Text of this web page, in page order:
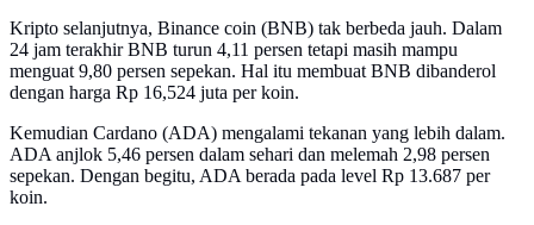
Kripto selanjutnya, Binance coin (BNB) tak berbeda jauh. Dalam
24 jam terakhir BNB turun 4,11 persen tetapi masih mampu
menguat 9,80 persen sepekan. Hal itu membuat BNB dibanderol
dengan harga Rp 16,524 juta per koin.
Kemudian Cardano (ADA) mengalami tekanan yang lebih dalam.
ADA anjlok 5,46 persen dalam sehari dan melemah 2,98 persen
sepekan. Dengan begitu, ADA berada pada level Rp 13.687 per
koin.